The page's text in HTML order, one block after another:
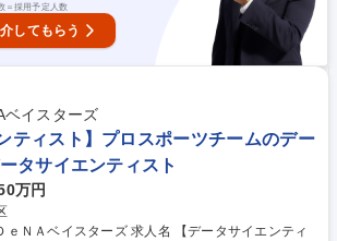
＝採用予定人数
してもらう
ベイスターズ
ティスト】プロスポーツチームのデー
タサイエンティスト
万円
ーズ 求人名 【データサイエンティ